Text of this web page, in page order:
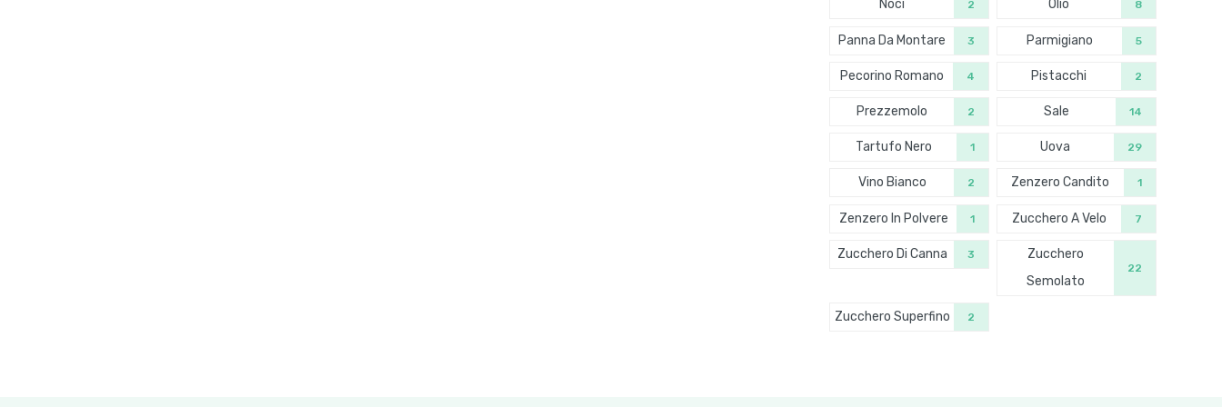
Noci 2 Olio 8
Panna Da Montare 3 Parmigiano 5
Pecorino Romano 4 Pistacchi 2
Prezzemolo 2 Sale 14
Tartufo Nero 1 Uova 29
Vino Bianco 2 Zenzero Candito 1
Zenzero In Polvere 1 Zucchero A Velo 7
Zucchero Di Canna 3
Zucchero
Semolato
22
Zucchero Superfino 2